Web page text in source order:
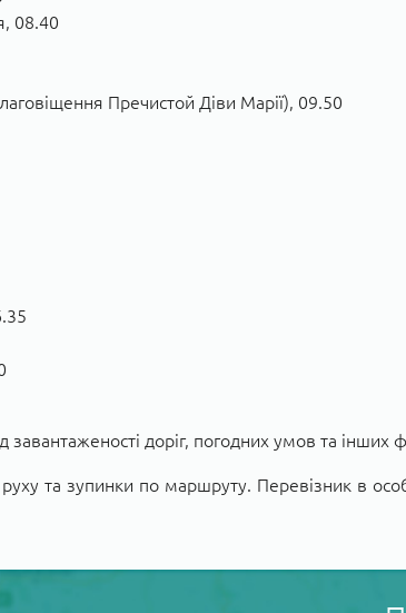
08.40
Пречистой Діви Марії), 09.50
доріг, погодних умов та інших
та зупинки по маршруту. Перевізник в